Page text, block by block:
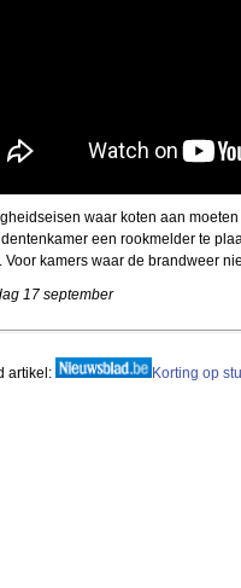
waar koten aan
een rookmelder te
Voor kamers waar de brandweer
17 september
artikel: Korting op